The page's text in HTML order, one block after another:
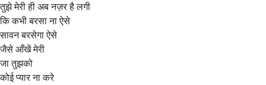
तुझे मेरी ही अब नज़र है लगी
कि कभी बरसा ना ऐसे
सावन बरसेगा ऐसे
जैसे आँखें मेरी
जा तुझको
कोई प्यार ना करे